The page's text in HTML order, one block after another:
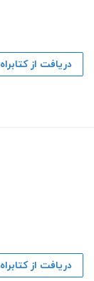
دریافت از کتابراه
دریافت از کتابراه